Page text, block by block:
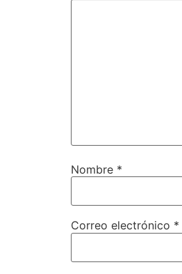
Nombre *
Correo electrónico *